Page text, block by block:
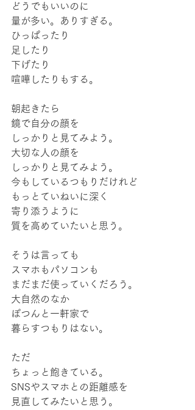
どうでもいいのに
量が多い。ありすぎる。
ひっぱったり
足したり
下げたり
喧嘩したりもする。
朝起きたら
鏡で自分の顔を
しっかりと見てみよう。
大切な人の顔を
しっかりと見てみよう。
今もしているつもりだけれど
もっとていねいに深く
寄り添うように
質を高めていたいと思う。
そうは言っても
スマホもパソコンも
まだまだ使っていくだろう。
大自然のなか
ぽつんと一軒家で
暮らすつもりはない。
ただ
ちょっと飽きている。
SNSやスマホとの距離感を
見直してみたいと思う。